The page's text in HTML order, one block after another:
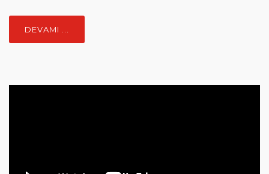
DEVAMI ...